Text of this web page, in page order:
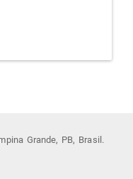
Grande, PB, Brasil.